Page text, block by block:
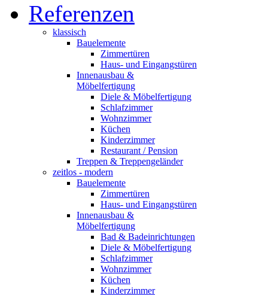
Referenzen
klassisch
Bauelemente
Zimmertüren
Haus- und Eingangstüren
Innenausbau &
Möbelfertigung
Diele & Möbelfertigung
Schlafzimmer
Wohnzimmer
Küchen
Kinderzimmer
Restaurant / Pension
Treppen & Treppengeländer
zeitlos - modern
Bauelemente
Zimmertüren
Haus- und Eingangstüren
Innenausbau &
Möbelfertigung
Bad & Badeinrichtungen
Diele & Möbelfertigung
Schlafzimmer
Wohnzimmer
Küchen
Kinderzimmer